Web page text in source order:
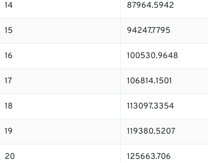
14 87964.5942
15 94247.7795
16 100530.9648
17 106814.1501
18 113097.3354
19 119380.5207
20 125663.706